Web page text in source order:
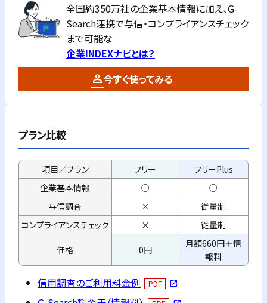
全国約350万社の企業基本情報に加え、G-
Search連携で与信・コンプライアンスチェック
まで可能な
企業INDEXナビとは？
今すぐ使ってみる
プラン比較
項目／プラン フリー
フリーPlus
企業基本情報
○
○
与信調査
×
従量制
コンプライアンスチェック × 従量制
価格 0円
月額660円＋情
報料
信用調査のご利用料金例 PDF open_in_new